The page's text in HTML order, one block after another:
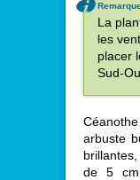
La
les
placer
Sud-
arbuste
de 5